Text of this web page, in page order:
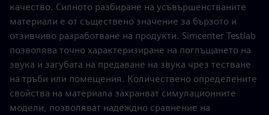
качество. Силното разбиране на усъвършенстваните
материали е от съществено значение за бързото и
отзивчиво разработване на продукти. Simcenter Testlab
позволява точно характеризиране на поглъщането на
звука и загубата на предаване на звука чрез тестване
на тръби или помещения. Количествено определените
свойства на материала захранват симулационните
модели, позволяват надеждно сравнение на